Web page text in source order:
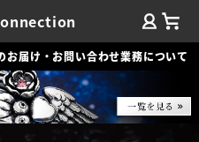
お届け・お問い合わせ業務について